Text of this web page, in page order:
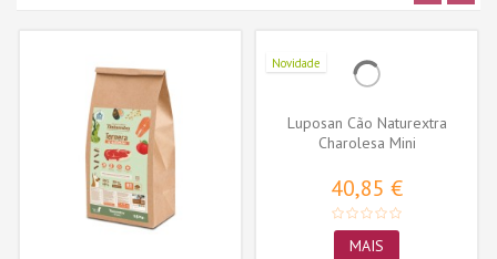
Novidade
Luposan Cão Naturextra
Charolesa Mini
40,85 €
MAIS